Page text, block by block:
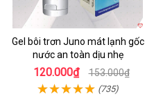
Gel bôi trơn Juno mát lạnh gốc
nước an toàn dịu nhẹ
120.000₫ 153.000₫
(735)